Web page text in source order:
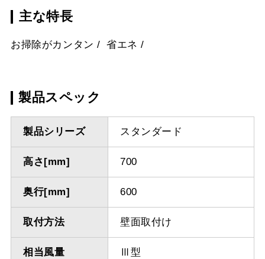
主な特長
お掃除がカンタン 省エネ
製品スペック
製品シリーズ スタンダード
高さ[mm] 700
奥行[mm] 600
取付方法 壁面取付け
相当風量 Ⅲ型